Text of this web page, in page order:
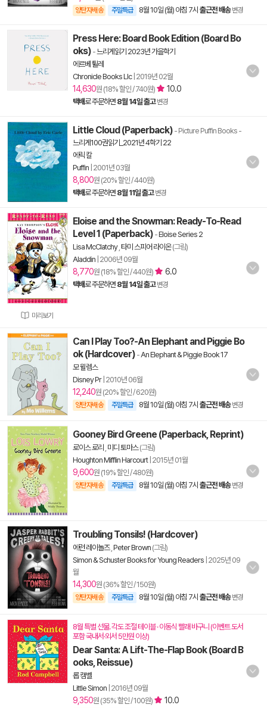
양탄자배송 주말특급 8월 10일 (월) 아침 7시 출근전 배송 변경
Press Here: Board Book Edition (Board Bo
oks) -느리게읽기 2023년 가을학기
에르베 튈레
Chronicle Books Llc| 2019년 02월
14,630원 (18% 할인 / 740원) 10.0
택배로 주문하면 8월 14일 출고 변경
Little Cloud (Paperback) - Picture Puffin Books -
느리게100권읽기_2021년 4학기 22
에릭 칼
Puffin 2001년 03월
8,800원 (20% 할인 / 440원)
택배로 주문하면 8월 11일 출고 변경
미리보기
Eloise and the Snowman: Ready-To-Read
Level 1 (Paperback) -Eloise Series 2
Lisa McClatchy, 타미 스피어 라이온(그림)
Aladdin 2006년 09월
8,770원 (18% 할인 / 440원) 6.0
택배로 주문하면 8월 14일 출고 변경
Can I Play Too?-An Elephant and Piggie Bo
ok (Hardcover) -An Elephant & Piggie Book 17
모 윌렘스
Disney Pr| 2010년 06월
12,240원 (20% 할인 / 620원)
양탄자배송 주말특급 8월 10일 (월) 아침 7시 출근전 배송 변경
Gooney Bird Greene (Paperback, Reprint)
로이스 로리 미디 토마스(그림)
Houghton Mifflin Harcourt| 2015년 01월
9,600원 (19% 할인 / 480원)
양탄자배송 주말특급 8월 10일 (월) 아침 7시 출근전 배송 변경
Troubling Tonsils! (Hardcover)
에런 레이놀즈, Peter Brown (그림)
Simon & Schuster Books for Young Readers 2025년 09
월
14,300원 (36% 할인 / 150원)
양탄자배송 주말특급 8월 10일 (월) 아침 7시 출근전 배송 변경
8월 특별 선물. 각도 조절 테이블 · 이동식 빨래 바구니 (이벤트 도서
포함 국내서·외서 5만원 이상)
Dear Santa: A Lift-The-Flap Book (Board B
ooks, Reissue)
롭 캠벨
Little Simon 2016년 09월
9,350원 (35% 할인 / 100원) 10.0